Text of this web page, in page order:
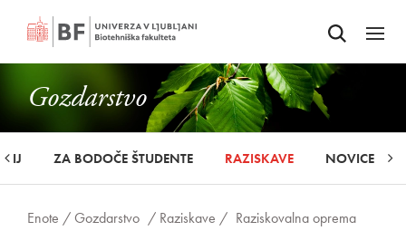
Odpri iskalnik
Odpri
Gozdarstvo
ZA BODOČE ŠTUDENTE RAZISKAVE NOVICE
Enote /Gozdarstvo / Raziskave / Raziskovalna oprema